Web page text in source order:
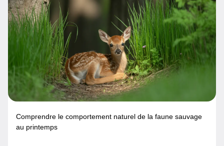
Comprendre le comportement naturel de la faune sauvage
au printemps